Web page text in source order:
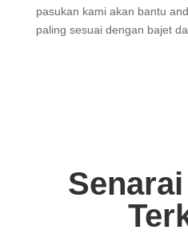
pasukan kami akan bantu
paling sesuai dengan bajet